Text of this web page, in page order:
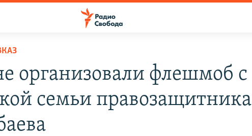
организовали флешмоб с
семьи правозащитника